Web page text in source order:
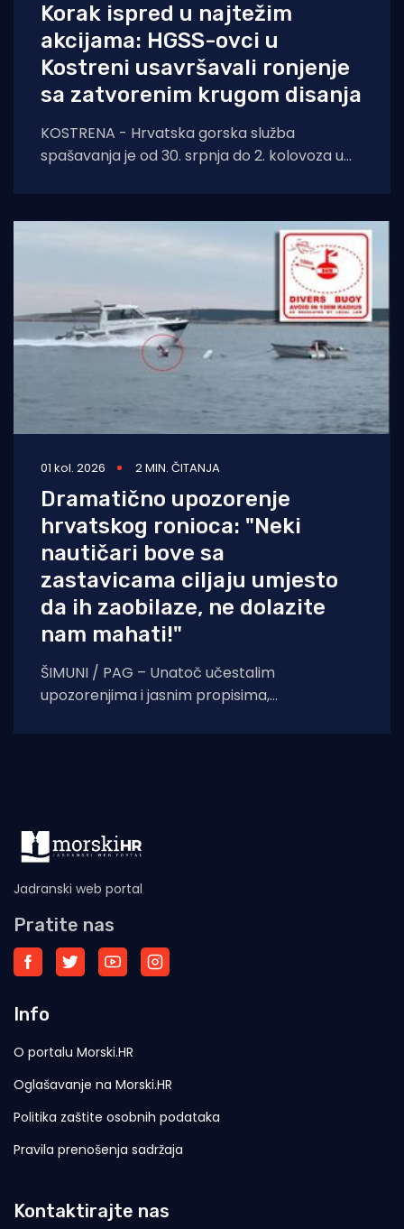
Korak ispred u najtežim
akcijama: HGSS-ovci u
Kostreni usavršavali ronjenje
sa zatvorenim krugom disanja
KOSTRENA - Hrvatska gorska služba
spašavanja je od 30. srpnja do 2. kolovoza u
01 kol. 2026 2 MIN. ČITANJA
Dramatično upozorenje
hrvatskog ronioca: "Neki
nautičari bove sa
zastavicama ciljaju umjesto
da ih zaobilaze, ne dolazite
nam mahati!"
ŠIMUNI / PAG – Unatoč učestalim
upozorenjima i jasnim propisima,
Jadranski web portal
Pratite nas
Info
O portalu Morski.HR
Oglašavanje na Morski.HR
Politika zaštite osobnih podataka
Pravila prenošenja sadržaja
Kontaktirajte nas